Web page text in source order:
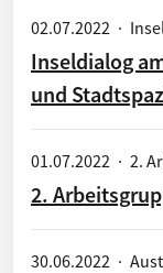
02.07.2022 ·
Inseldialog
und
01.07.2022 · 2.
2.
30.06.2022 ·